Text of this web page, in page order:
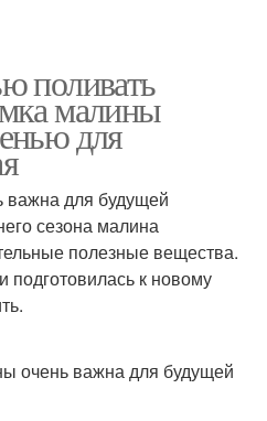
поливать
малины
для
важна для будущей
сезона малина
полезные вещества.
к новому
очень важна для будущей